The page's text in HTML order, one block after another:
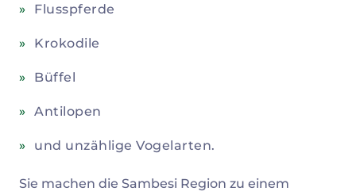
Flusspferde
Krokodile
Büffel
Antilopen
und unzählige Vogelarten.
Sie machen die Sambesi Region zu einem